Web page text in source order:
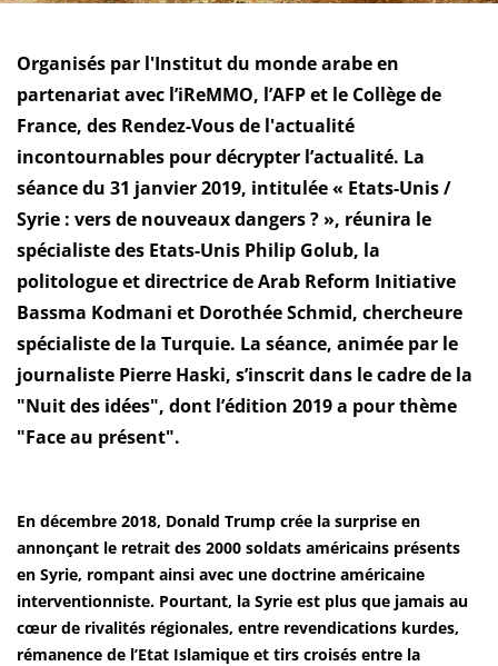
Organisés par l'Institut du monde arabe en
partenariat avec l’iReMMO, l’AFP et le Collège de
France, des Rendez-Vous de l'actualité
incontournables pour décrypter l’actualité. La
séance du 31 janvier 2019, intitulée « Etats-Unis /
Syrie : vers de nouveaux dangers ? », réunira le
spécialiste des Etats-Unis Philip Golub, la
politologue et directrice de Arab Reform Initiative
Bassma Kodmani et Dorothée Schmid, chercheure
spécialiste de la Turquie. La séance, animée par le
journaliste Pierre Haski, s’inscrit dans le cadre de la
"Nuit des idées", dont l’édition 2019 a pour thème
"Face au présent".
En décembre 2018, Donald Trump crée la surprise en
annonçant le retrait des 2000 soldats américains présents
en Syrie, rompant ainsi avec une doctrine américaine
interventionniste. Pourtant, la Syrie est plus que jamais au
cœur de rivalités régionales, entre revendications kurdes,
rémanence de l’Etat Islamique et tirs croisés entre la